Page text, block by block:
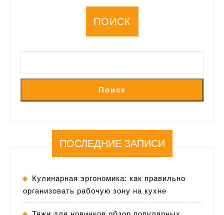
ПОИСК
Поиск
ПОСЛЕДНИЕ ЗАПИСИ
Кулинарная эргономика: как правильно
организовать рабочую зону на кухне